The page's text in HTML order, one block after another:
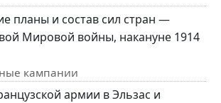
планы и состав сил стран —
Мировой войны, накануне 1914
кампании
армии в Эльзас и